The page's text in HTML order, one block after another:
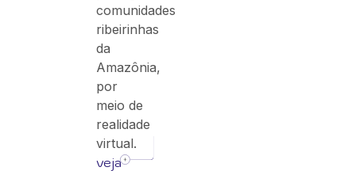
comunidades
ribeirinhas
da
Amazônia,
por
meio de
realidade
virtual.
veja